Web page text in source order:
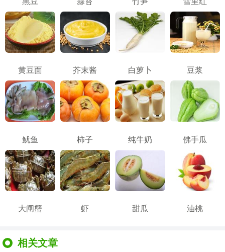
黄豆面 芥末酱 白萝卜 豆浆
鱿鱼 柿子 纯牛奶 佛手瓜
大闸蟹 虾 甜瓜 油桃
相关文章